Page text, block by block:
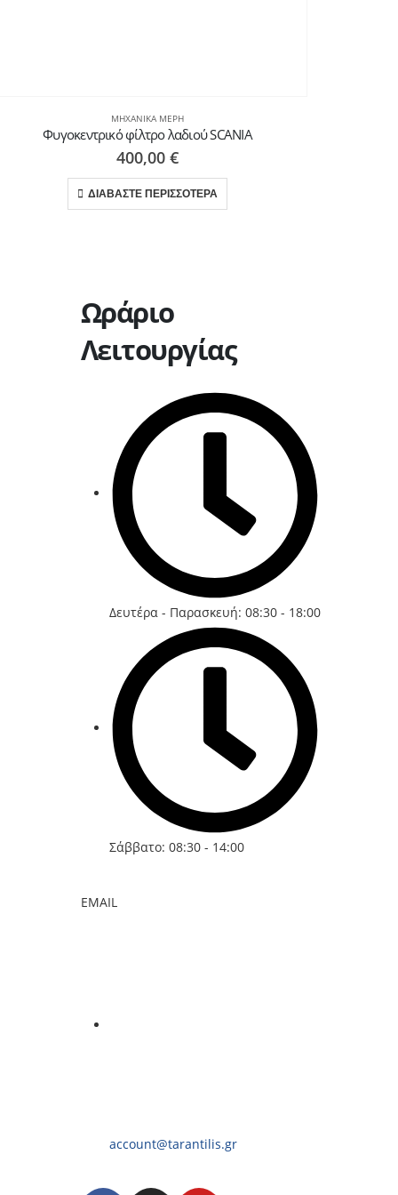
ΜΗΧΑΝΙΚΆ ΜΈΡΗ
Φυγοκεντρικό φίλτρο λαδιού SCANIA
400,00 €
ΔΙΑΒΑΣΤΕ ΠΕΡΙΣΣΟΤΕΡΑ
Ωράριο
Λειτουργίας
Δευτέρα - Παρασκευή: 08:30 - 18:00
Σάββατο: 08:30 - 14:00
EMAIL
account@tarantilis.gr